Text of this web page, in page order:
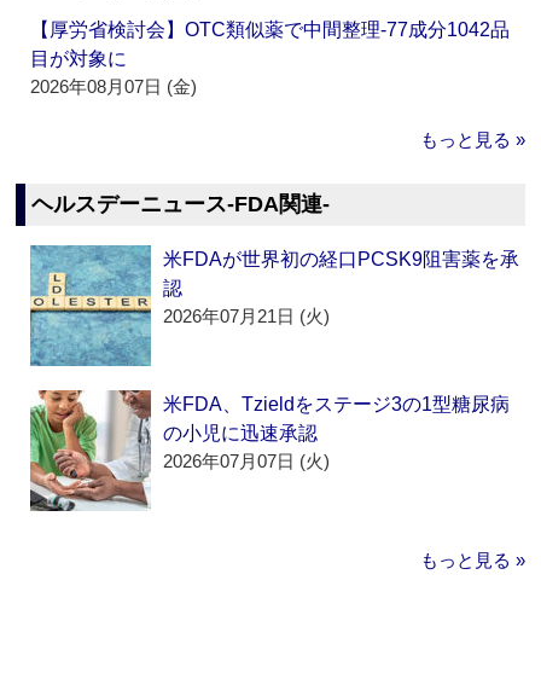
【厚労省検討会】OTC類似薬で中間整理‐77成分1042品
目が対象に
2026年08月07日 (金)
もっと見る »
ヘルスデーニュース‐FDA関連‐
米FDAが世界初の経口PCSK9阻害薬を承
認
2026年07月21日 (火)
米FDA、Tzieldをステージ3の1型糖尿病
の小児に迅速承認
2026年07月07日 (火)
もっと見る »